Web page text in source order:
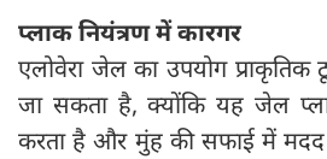
प्लाक नियंत्रण में कारगर
एलोवेरा जेल का उपयोग
जा सकता है, क्योंकि यह जेल
करता है और मुंह की सफाई में मदद